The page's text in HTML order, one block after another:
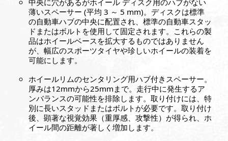
薄いスペーサー (平均 3 ～ 5 mm)。ディスクは標準
の自動車ハブの中央に配置され、標準の自動車スタッ
ドまたはボルトを使用して固定されます。これらの製
品はホイールベースを拡大するものではありません
が、幅広のスポーツタイヤや珍しいホイールの装着を
可能にします。
ホイールリムのセンタリング用ハブ付きスペーサー。
厚みは12mmから25mmまで。走行中に発生するア
ンバランスの可能性を排除します。取り付けには、特
別に長いスタッドまたはボルトが必要です。取り付け
後、顕著な視覚効果（重厚感、攻撃性）が得られ、ホ
イール間の距離が著しく増加します。